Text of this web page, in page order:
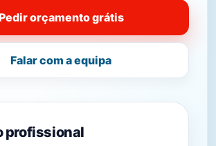
orçamento grátis
Falar com a equipa
profissional